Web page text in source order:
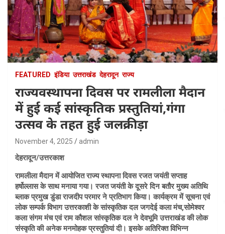
FEATURED इंडिया उत्तराखंड देहरादून राज्य
राज्यवस्थापना दिवस पर रामलीला मैदान
में हुई कई सांस्कृतिक प्रस्तुतियां,गंगा
उत्सव के तहत हुई जलक्रीड़ा
November 4, 2025 admin
देहरादून/उत्तरकाश
रामलीला मैदान में आयोजित राज्य स्थापना दिवस रजत जयंती सप्ताह
हर्षोल्लास के साथ मनाया गया। रजत जयंती के दूसरे दिन बतौर मुख्य अतिथि
ब्लाक प्रमुख डुंडा राजदीप परमार ने प्रतिभाग किया। कार्यक्रम में सूचना एवं
लोक सम्पर्क विभाग उत्तरकाशी के सांस्कृतिक दल जगदेई कला मंच,सोमेश्वर
कला संगम मंच एवं राम कौशल सांस्कृतिक दल ने देवभूमि उत्तराखंड की लोक
संस्कृति की अनेक मनमोहक प्रस्तुतियां दी। इसके अतिरिक्त विभिन्न